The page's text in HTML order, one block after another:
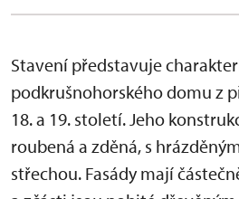
Stavení představuje
podkrušnohorského domu z
18. a 19. století. Jeho
roubená a zděná, s
střechou. Fasády mají